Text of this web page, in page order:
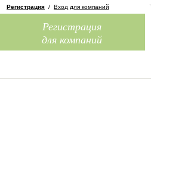
Регистрация / Вход для компаний
Регистрация
для компаний